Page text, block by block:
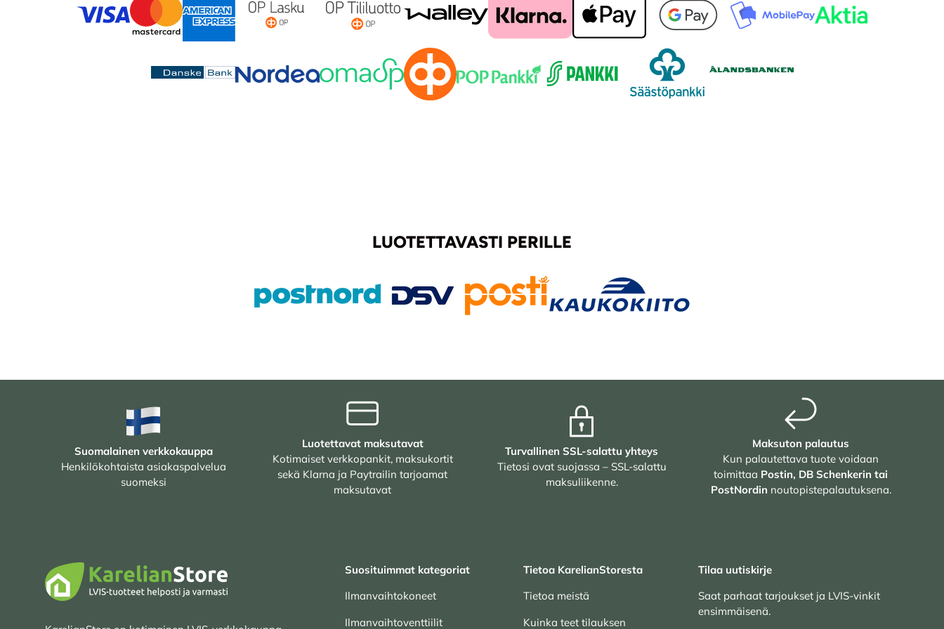
LUOTETTAVASTI PERILLE
Suomalainen verkkokauppa
Henkilökohtaista asiakaspalvelua
suomeksi
Luotettavat maksutavat
Kotimaiset verkkopankit, maksukortit
sekä Klarna ja Paytrailin tarjoamat
maksutavat
Turvallinen SSL-salattu yhteys
Tietosi ovat suojassa – SSL-salattu
maksuliikenne.
Maksuton palautus
Kun palautettava tuote voidaan
toimittaa Postin, DB Schenkerin tai
PostNordin noutopistepalautuksena.
Suosituimmat kategoriat
Ilmanvaihtokoneet
Ilmanvaihtoventtiilit
Tietoa KarelianStoresta
Tietoa meistä
Kuinka teet tilauksen
Tilaa uutiskirje
Saat parhaat tarjoukset ja LVIS-vinkit
ensimmäisenä.